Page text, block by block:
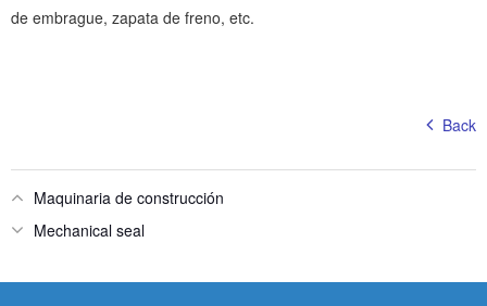
de embrague, zapata de freno, etc.
Back
Maquinaria de construcción
Mechanical seal